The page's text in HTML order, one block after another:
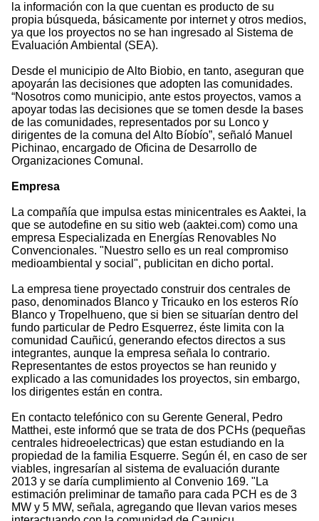
la información con la que cuentan es producto de su
propia búsqueda, básicamente por internet y otros medios,
ya que los proyectos no se han ingresado al Sistema de
Evaluación Ambiental (SEA).
Desde el municipio de Alto Biobio, en tanto, aseguran que
apoyarán las decisiones que adopten las comunidades.
“Nosotros como municipio, ante estos proyectos, vamos a
apoyar todas las decisiones que se tomen desde la bases
de las comunidades, representados por su Lonco y
dirigentes de la comuna del Alto Bíobío”, señaló Manuel
Pichinao, encargado de Oficina de Desarrollo de
Organizaciones Comunal.
Empresa
La compañía que impulsa estas minicentrales es Aaktei, la
que se autodefine en su sitio web (aaktei.com) como una
empresa Especializada en Energías Renovables No
Convencionales. "Nuestro sello es un real compromiso
medioambiental y social", publicitan en dicho portal.
La empresa tiene proyectado construir dos centrales de
paso, denominados Blanco y Tricauko en los esteros Río
Blanco y Tropelhueno, que si bien se situarían dentro del
fundo particular de Pedro Esquerrez, éste limita con la
comunidad Cauñicú, generando efectos directos a sus
integrantes, aunque la empresa señala lo contrario.
Representantes de estos proyectos se han reunido y
explicado a las comunidades los proyectos, sin embargo,
los dirigentes están en contra.
En contacto telefónico con su Gerente General, Pedro
Matthei, este informó que se trata de dos PCHs (pequeñas
centrales hidreoelectricas) que estan estudiando en la
propiedad de la familia Esquerre. Según él, en caso de ser
viables, ingresarían al sistema de evaluación durante
2013 y se daría cumplimiento al Convenio 169. "La
estimación preliminar de tamaño para cada PCH es de 3
MW y 5 MW, señala, agregando que llevan varios meses